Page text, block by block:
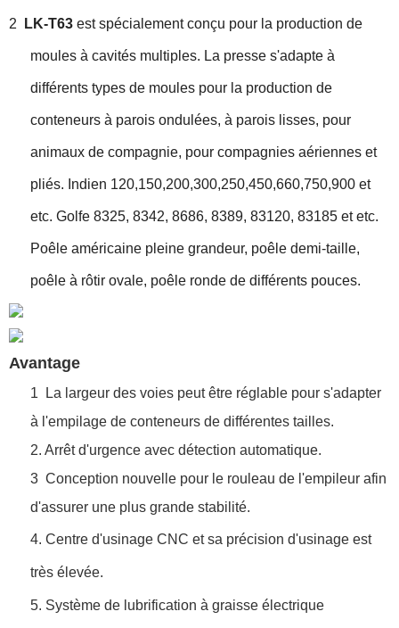
2 LK-T63 est spécialement conçu pour la production de
moules à cavités multiples. La presse s'adapte à
différents types de moules pour la production de
conteneurs à parois ondulées, à parois lisses, pour
animaux de compagnie, pour compagnies aériennes et
pliés. Indien 120,150,200,300,250,450,660,750,900 et
etc. Golfe 8325, 8342, 8686, 8389, 83120, 83185 et etc.
Poêle américaine pleine grandeur, poêle demi-taille,
poêle à rôtir ovale, poêle ronde de différents pouces.
Avantage
1
La largeur des voies peut être réglable pour s'adapter
à l'empilage de conteneurs de différentes tailles.
2. Arrêt d'urgence avec détection automatique.
3 Conception nouvelle pour le rouleau de l'empileur afin
d'assurer une plus grande stabilité.
4. Centre d'usinage CNC et sa précision d'usinage est
très élevée.
5. Système de lubrification à graisse électrique